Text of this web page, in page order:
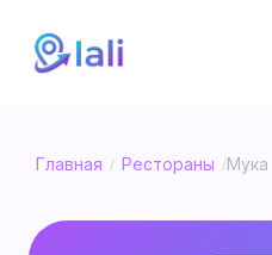
Главная / Рестораны /Мука